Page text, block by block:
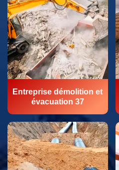
Entreprise démolition et
évacuation 37